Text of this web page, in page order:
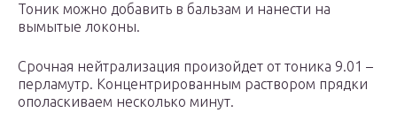
Тоник можно добавить в бальзам и нанести на
вымытые локоны.
Срочная нейтрализация произойдет от тоника 9.01 –
перламутр. Концентрированным раствором прядки
ополаскиваем несколько минут.